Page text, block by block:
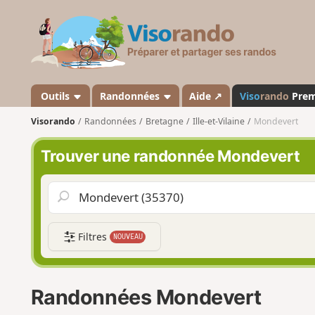
s
a
n
d
o
Outils Randonnées Aide ↗ Visorando
Visorando Randonnées Bretagne Ille-et-Vilaine Mondevert
Trouver une randonnée Mondevert
Filtres NOUVEAU
Randonnées Mondevert